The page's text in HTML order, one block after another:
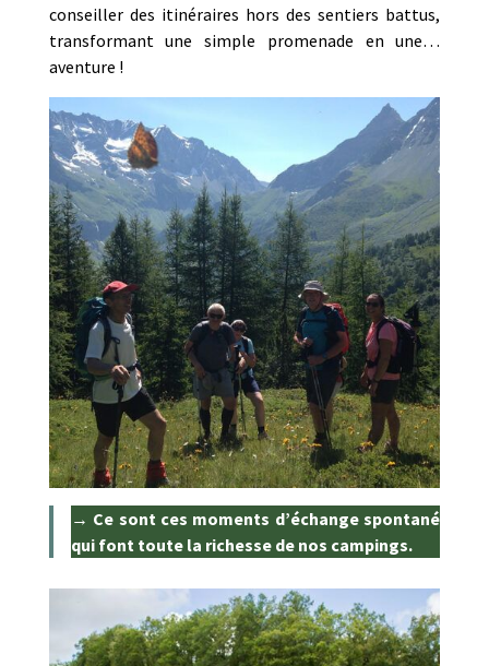
conseiller des itinéraires hors des sentiers battus,
transformant une simple promenade en une…
aventure !
→ Ce sont ces moments d’échange spontané
qui font toute la richesse de nos campings.